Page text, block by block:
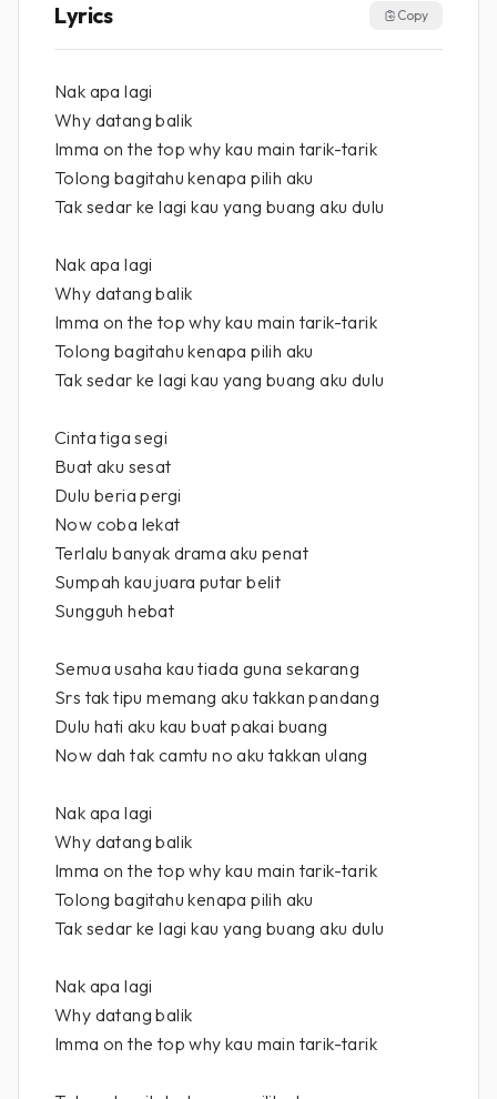
Lyrics Copy
Nak apa lagi
Why datang balik
Imma on the top why kau main tarik-tarik
Tolong bagitahu kenapa pilih aku
Tak sedar ke lagi kau yang buang aku dulu
Nak apa lagi
Why datang balik
Imma on the top why kau main tarik-tarik
Tolong bagitahu kenapa pilih aku
Tak sedar ke lagi kau yang buang aku dulu
Cinta tiga segi
Buat aku sesat
Dulu beria pergi
Now coba lekat
Terlalu banyak drama aku penat
Sumpah kau juara putar belit
Sungguh hebat
Semua usaha kau tiada guna sekarang
Srs tak tipu memang aku takkan pandang
Dulu hati aku kau buat pakai buang
Now dah tak camtu no aku takkan ulang
Nak apa lagi
Why datang balik
Imma on the top why kau main tarik-tarik
Tolong bagitahu kenapa pilih aku
Tak sedar ke lagi kau yang buang aku dulu
Nak apa lagi
Why datang balik
Imma on the top why kau main tarik-tarik